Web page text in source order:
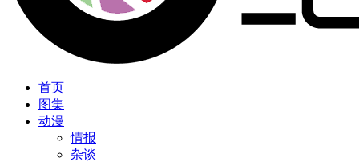
首页
图集
动漫
情报
杂谈